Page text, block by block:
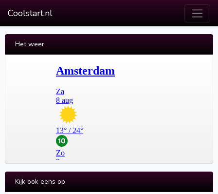
Coolstart.nl
Het weer
Kijk ook eens op